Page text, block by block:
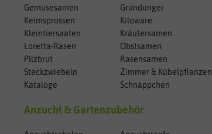
Gemüsesamen
Gründünger
Keimsprossen
Kiloware
Kleintiersaaten
Kräutersamen
Loretta-Rasen
Obstsamen
Pilzbrut
Rasensamen
Steckzwiebeln
Zimmer & Kübelpflanzen
Kataloge
Schnäppchen
Anzucht & Gartenzubehör